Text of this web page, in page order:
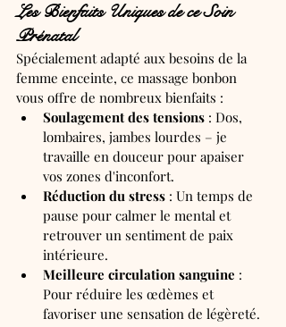
Les Bienfaits Uniques de ce Soin
Prénatal
Spécialement adapté aux besoins de la
femme enceinte, ce massage bonbon
vous offre de nombreux bienfaits :
Soulagement des tensions : Dos,
lombaires, jambes lourdes – je
travaille en douceur pour apaiser
vos zones d'inconfort.
Réduction du stress : Un temps de
pause pour calmer le mental et
retrouver un sentiment de paix
intérieure.
Meilleure circulation sanguine :
Pour réduire les œdèmes et
favoriser une sensation de légèreté.